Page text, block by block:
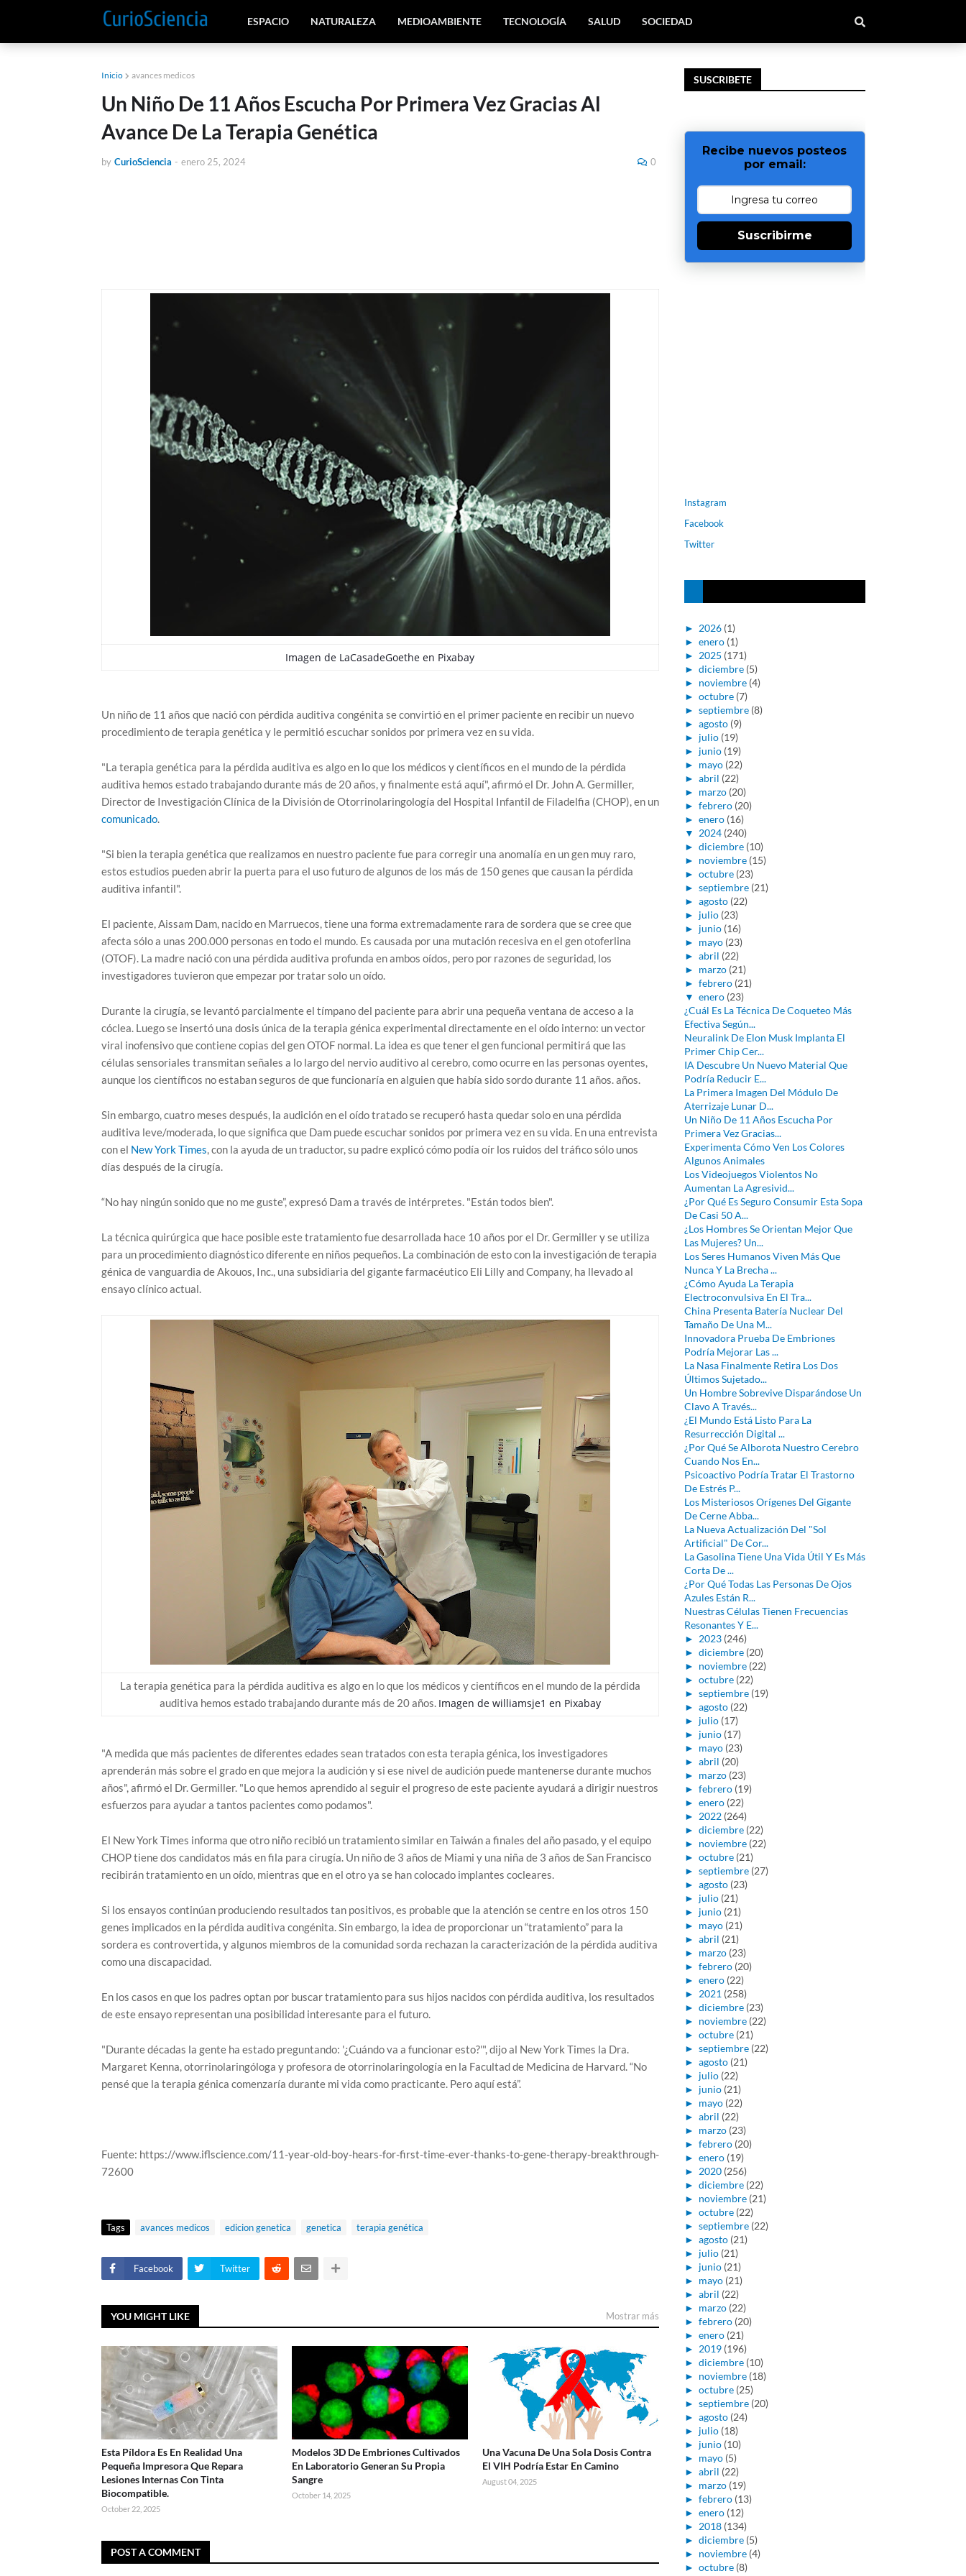
ESPACIO NATURALEZA MEDIOAMBIENTE TECNOLOGÍA SALUD SOCIEDAD
Inicio avances medicos
Un Niño De 11 Años Escucha Por Primera Vez Gracias Al
Avance De La Terapia Genética
by CurioSciencia - enero 25, 2024 0
Imagen de LaCasadeGoethe en Pixabay
Un niño de 11 años que nació con pérdida auditiva congénita se convirtió en el primer paciente en recibir un nuevo
procedimiento de terapia genética y le permitió escuchar sonidos por primera vez en su vida.
"La terapia genética para la pérdida auditiva es algo en lo que los médicos y científicos en el mundo de la pérdida
auditiva hemos estado trabajando durante más de 20 años, y finalmente está aquí", afirmó el Dr. John A. Germiller,
Director de Investigación Clínica de la División de Otorrinolaringología del Hospital Infantil de Filadelfia (CHOP), en un
comunicado.
"Si bien la terapia genética que realizamos en nuestro paciente fue para corregir una anomalía en un gen muy raro,
estos estudios pueden abrir la puerta para el uso futuro de algunos de los más de 150 genes que causan la pérdida
auditiva infantil".
El paciente, Aissam Dam, nacido en Marruecos, tiene una forma extremadamente rara de sordera que se cree que
afecta sólo a unas 200.000 personas en todo el mundo. Es causada por una mutación recesiva en el gen otoferlina
(OTOF). La madre nació con una pérdida auditiva profunda en ambos oídos, pero por razones de seguridad, los
investigadores tuvieron que empezar por tratar solo un oído.
Durante la cirugía, se levantó parcialmente el tímpano del paciente para abrir una pequeña ventana de acceso a la
cóclea. Luego se insertó una dosis única de la terapia génica experimental directamente en el oído interno: un vector
viral inofensivo que contiene copias del gen OTOF normal. La idea es que tener el gen funcional permitirá que las
células sensoriales transmitan señales a lo largo del nervio auditivo al cerebro, como ocurre en las personas oyentes,
aunque los científicos no estaban seguros de que funcionaría en alguien que había sido sordo durante 11 años. años.
Sin embargo, cuatro meses después, la audición en el oído tratado se recuperó hasta quedar solo en una pérdida
auditiva leve/moderada, lo que significa que Dam puede escuchar sonidos por primera vez en su vida. En una entrevista
con el New York Times, con la ayuda de un traductor, su padre explicó cómo podía oír los ruidos del tráfico sólo unos
días después de la cirugía.
“No hay ningún sonido que no me guste”, expresó Dam a través de intérpretes. "Están todos bien".
La técnica quirúrgica que hace posible este tratamiento fue desarrollada hace 10 años por el Dr. Germiller y se utiliza
para un procedimiento diagnóstico diferente en niños pequeños. La combinación de esto con la investigación de terapia
génica de vanguardia de Akouos, Inc., una subsidiaria del gigante farmacéutico Eli Lilly and Company, ha llevado al
ensayo clínico actual.
La terapia genética para la pérdida auditiva es algo en lo que los médicos y científicos en el mundo de la pérdida
auditiva hemos estado trabajando durante más de 20 años. Imagen de williamsje1 en Pixabay
"A medida que más pacientes de diferentes edades sean tratados con esta terapia génica, los investigadores
aprenderán más sobre el grado en que mejora la audición y si ese nivel de audición puede mantenerse durante muchos
años", afirmó el Dr. Germiller. "Lo que hemos aprendido al seguir el progreso de este paciente ayudará a dirigir nuestros
esfuerzos para ayudar a tantos pacientes como podamos".
El New York Times informa que otro niño recibió un tratamiento similar en Taiwán a finales del año pasado, y el equipo
CHOP tiene dos candidatos más en fila para cirugía. Un niño de 3 años de Miami y una niña de 3 años de San Francisco
recibirán tratamiento en un oído, mientras que en el otro ya se han colocado implantes cocleares.
Si los ensayos continúan produciendo resultados tan positivos, es probable que la atención se centre en los otros 150
genes implicados en la pérdida auditiva congénita. Sin embargo, la idea de proporcionar un “tratamiento” para la
sordera es controvertida, y algunos miembros de la comunidad sorda rechazan la caracterización de la pérdida auditiva
como una discapacidad.
En los casos en que los padres optan por buscar tratamiento para sus hijos nacidos con pérdida auditiva, los resultados
de este ensayo representan una posibilidad interesante para el futuro.
"Durante décadas la gente ha estado preguntando: '¿Cuándo va a funcionar esto?'", dijo al New York Times la Dra.
Margaret Kenna, otorrinolaringóloga y profesora de otorrinolaringología en la Facultad de Medicina de Harvard. “No
pensé que la terapia génica comenzaría durante mi vida como practicante. Pero aquí está”.
Fuente: https://www.iflscience.com/11-year-old-boy-hears-for-first-time-ever-thanks-to-gene-therapy-breakthrough-
72600
Tags avances medicos edicion genetica genetica terapia genética
Facebook Twitter
YOU MIGHT LIKE Mostrar más
Esta Píldora Es En Realidad Una
Pequeña Impresora Que Repara
Lesiones Internas Con Tinta
Biocompatible.
October 22, 2025
Modelos 3D De Embriones Cultivados
En Laboratorio Generan Su Propia
Sangre
October 14, 2025
Una Vacuna De Una Sola Dosis Contra
El VIH Podría Estar En Camino
August 04, 2025
POST A COMMENT
SUSCRIBETE
Recibe nuevos posteos
por email:
Suscribirme
Instagram
Facebook
Twitter
► 2026 (1)
► enero (1)
► 2025 (171)
► diciembre (5)
► noviembre (4)
► octubre (7)
► septiembre (8)
► agosto (9)
► julio (19)
► junio (19)
► mayo (22)
► abril (22)
► marzo (20)
► febrero (20)
► enero (16)
▼ 2024 (240)
► diciembre (10)
► noviembre (15)
► octubre (23)
► septiembre (21)
► agosto (22)
► julio (23)
► junio (16)
► mayo (23)
► abril (22)
► marzo (21)
► febrero (21)
▼ enero (23)
¿Cuál Es La Técnica De Coqueteo Más
Efectiva Según...
Neuralink De Elon Musk Implanta El
Primer Chip Cer...
IA Descubre Un Nuevo Material Que
Podría Reducir E...
La Primera Imagen Del Módulo De
Aterrizaje Lunar D...
Un Niño De 11 Años Escucha Por
Primera Vez Gracias...
Experimenta Cómo Ven Los Colores
Algunos Animales
Los Videojuegos Violentos No
Aumentan La Agresivid...
¿Por Qué Es Seguro Consumir Esta Sopa
De Casi 50 A...
¿Los Hombres Se Orientan Mejor Que
Las Mujeres? Un...
Los Seres Humanos Viven Más Que
Nunca Y La Brecha ...
¿Cómo Ayuda La Terapia
Electroconvulsiva En El Tra...
China Presenta Batería Nuclear Del
Tamaño De Una M...
Innovadora Prueba De Embriones
Podría Mejorar Las ...
La Nasa Finalmente Retira Los Dos
Últimos Sujetado...
Un Hombre Sobrevive Disparándose Un
Clavo A Través...
¿El Mundo Está Listo Para La
Resurrección Digital ...
¿Por Qué Se Alborota Nuestro Cerebro
Cuando Nos En...
Psicoactivo Podría Tratar El Trastorno
De Estrés P...
Los Misteriosos Orígenes Del Gigante
De Cerne Abba...
La Nueva Actualización Del "Sol
Artificial" De Cor...
La Gasolina Tiene Una Vida Útil Y Es Más
Corta De ...
¿Por Qué Todas Las Personas De Ojos
Azules Están R...
Nuestras Células Tienen Frecuencias
Resonantes Y E...
► 2023 (246)
► diciembre (20)
► noviembre (22)
► octubre (22)
► septiembre (19)
► agosto (22)
► julio (17)
► junio (17)
► mayo (23)
► abril (20)
► marzo (23)
► febrero (19)
► enero (22)
► 2022 (264)
► diciembre (22)
► noviembre (22)
► octubre (21)
► septiembre (27)
► agosto (23)
► julio (21)
► junio (21)
► mayo (21)
► abril (21)
► marzo (23)
► febrero (20)
► enero (22)
► 2021 (258)
► diciembre (23)
► noviembre (22)
► octubre (21)
► septiembre (22)
► agosto (21)
► julio (22)
► junio (21)
► mayo (22)
► abril (22)
► marzo (23)
► febrero (20)
► enero (19)
► 2020 (256)
► diciembre (22)
► noviembre (21)
► octubre (22)
► septiembre (22)
► agosto (21)
► julio (21)
► junio (21)
► mayo (21)
► abril (22)
► marzo (22)
► febrero (20)
► enero (21)
► 2019 (196)
► diciembre (10)
► noviembre (18)
► octubre (25)
► septiembre (20)
► agosto (24)
► julio (18)
► junio (10)
► mayo (5)
► abril (22)
► marzo (19)
► febrero (13)
► enero (12)
► 2018 (134)
► diciembre (5)
► noviembre (4)
► octubre (8)